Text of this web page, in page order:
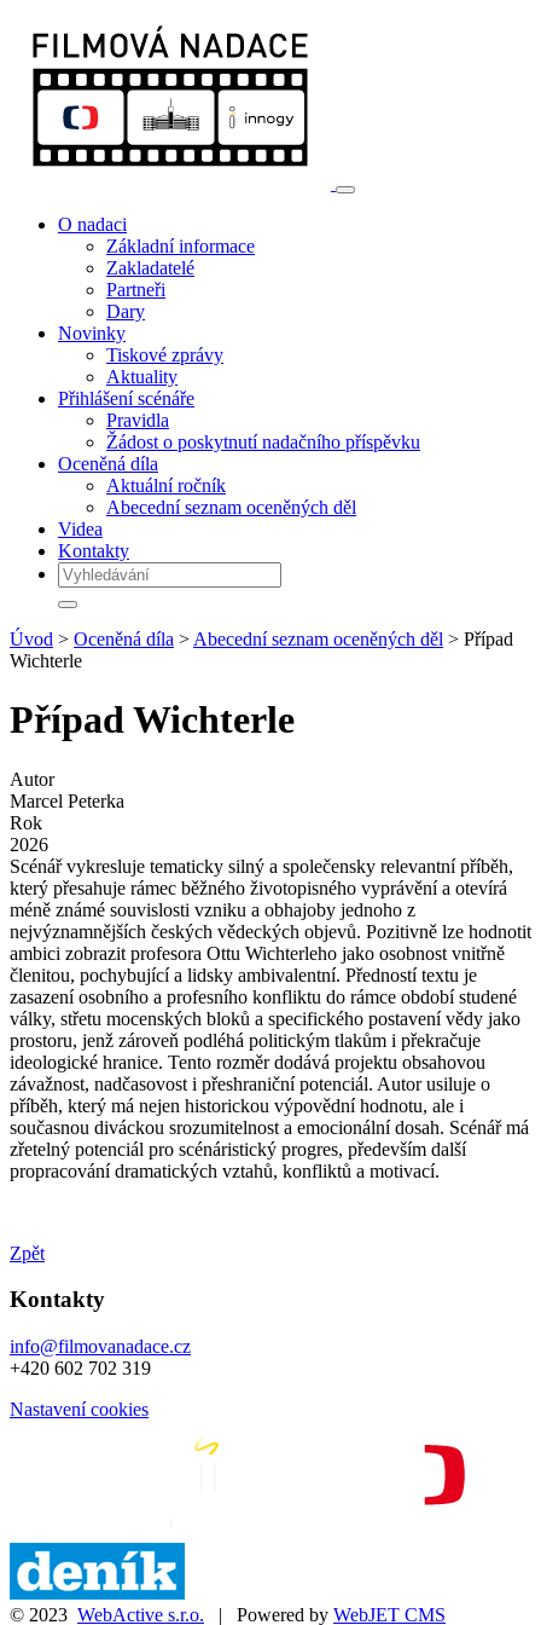
O nadaci
Základní informace
Zakladatelé
Partneři
Dary
Novinky
Tiskové zprávy
Aktuality
Přihlášení scénáře
Pravidla
Žádost o poskytnutí nadačního příspěvku
Oceněná díla
Aktuální ročník
Abecední seznam oceněných děl
Videa
Kontakty
Úvod > Oceněná díla > Abecední seznam oceněných děl > Případ
Wichterle
Případ Wichterle
Autor
Marcel Peterka
Rok
2026
Scénář vykresluje tematicky silný a společensky relevantní příběh,
který přesahuje rámec běžného životopisného vyprávění a otevírá
méně známé souvislosti vzniku a obhajoby jednoho z
nejvýznamnějších českých vědeckých objevů. Pozitivně lze hodnotit
ambici zobrazit profesora Ottu Wichterleho jako osobnost vnitřně
členitou, pochybující a lidsky ambivalentní. Předností textu je
zasazení osobního a profesního konfliktu do rámce období studené
války, střetu mocenských bloků a specifického postavení vědy jako
prostoru, jenž zároveň podléhá politickým tlakům i překračuje
ideologické hranice. Tento rozměr dodává projektu obsahovou
závažnost, nadčasovost i přeshraniční potenciál. Autor usiluje o
příběh, který má nejen historickou výpovědní hodnotu, ale i
současnou diváckou srozumitelnost a emocionální dosah. Scénář má
zřetelný potenciál pro scénáristický progres, především další
propracování dramatických vztahů, konfliktů a motivací.
Zpět
Kontakty
info@filmovanadace.cz
+420 602 702 319
Nastavení cookies
© 2023 WebActive s.r.o. | Powered by WebJET CMS